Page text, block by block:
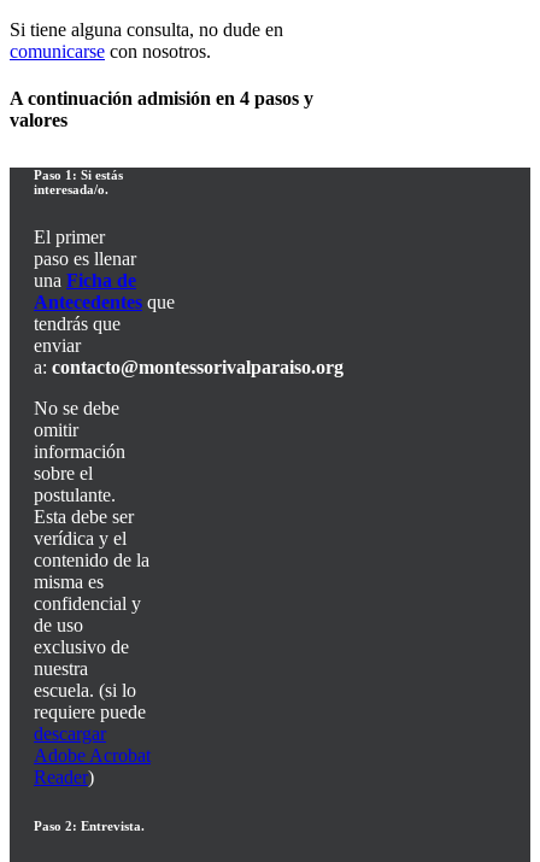
Si tiene alguna consulta, no dude en
comunicarse con nosotros.
A continuación admisión en 4 pasos y
valores
Paso 1: Si estás
interesada/o.
El primer
paso es llenar
una Ficha de
Antecedentes que
tendrás que
enviar
a: contacto@montessorivalparaiso.org
No se debe
omitir
información
sobre el
postulante.
Esta debe ser
verídica y el
contenido de la
misma es
confidencial y
de uso
exclusivo de
nuestra
escuela. (si lo
requiere puede
descargar
Adobe Acrobat
Reader)
Paso 2: Entrevista.